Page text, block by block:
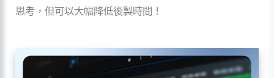
思考，但可以大幅降低後製時間！